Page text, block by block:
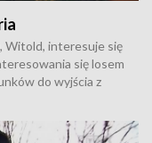
Witold, interesuje się
się losem
do wyjścia z
sukcesem innego
Przypominając